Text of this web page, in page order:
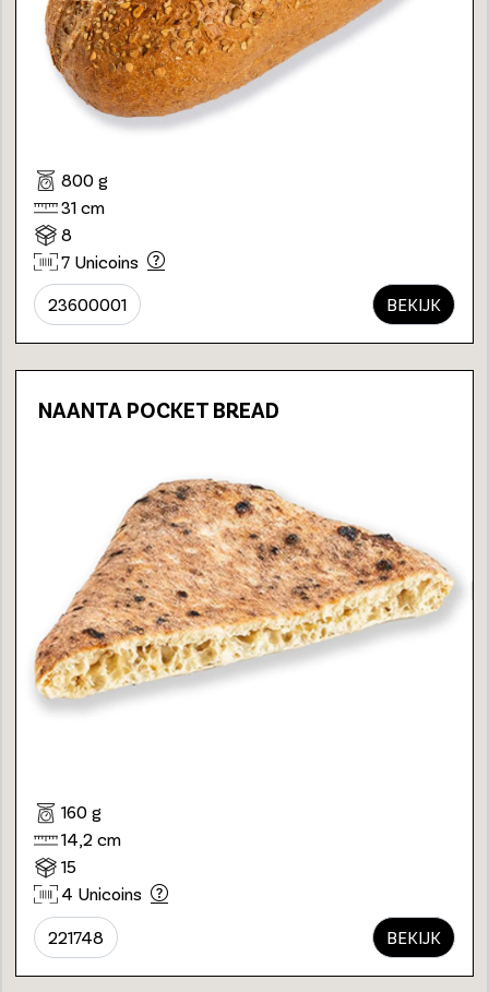
800 g
31 cm
8
7 Unicoins
23600001 BEKIJK
NAANTA POCKET BREAD
160 g
14,2 cm
15
4 Unicoins
221748 BEKIJK